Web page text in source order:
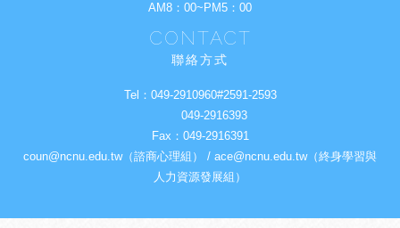
AM8：00~PM5：00
CONTACT
聯絡方式
Tel： 049-2910960#2591-2593
049-2916393
Fax： 049-2916391
coun@ncnu.edu.tw（諮商心理組） / ace@ncnu.edu.tw（終身學習與
人力資源發展組）